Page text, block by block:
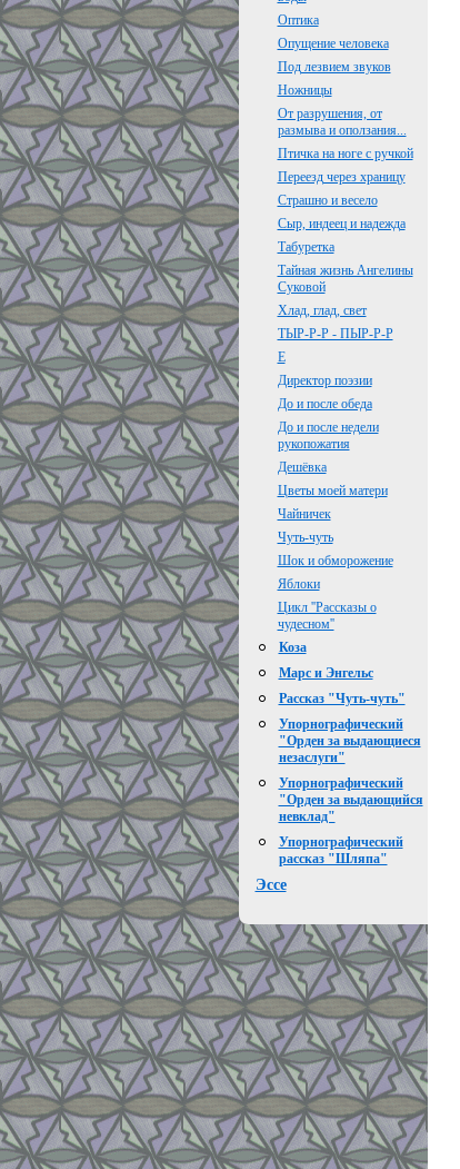
Оптика
Опущение человека
Под лезвием звуков
Ножницы
От разрушения, от
размыва и оползания...
Птичка на ноге с ручкой
Переезд через храницу
Страшно и весело
Сыр, индеец и надежда
Табуретка
Тайная жизнь Ангелины
Суковой
Хлад, глад, свет
ТЫР-Р-Р - ПЫР-Р-Р
Е
Директор поэзии
До и после обеда
До и после недели
рукопожатия
Дешёвка
Цветы моей матери
Чайничек
Чуть-чуть
Шок и обморожение
Яблоки
Цикл ''Рассказы о
чудесном''
Коза
Марс и Энгельс
Рассказ "Чуть-чуть"
Упорнографический
"Орден за выдающиеся
незаслуги"
Упорнографический
"Орден за выдающийся
невклад"
Упорнографический
рассказ "Шляпа"
Эссе